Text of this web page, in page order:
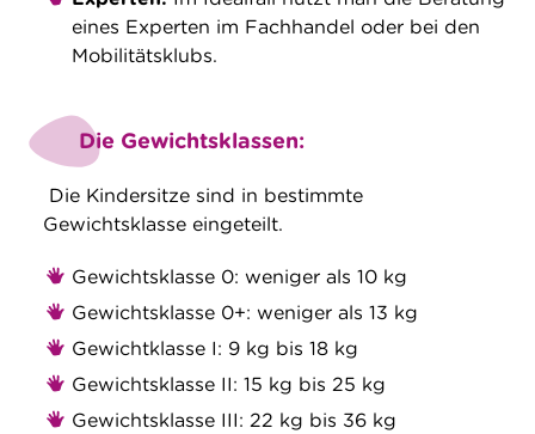
eines Experten im Fachhandel oder bei den
Mobilitätsklubs.
Die Gewichtsklassen:
Die Kindersitze sind in bestimmte
Gewichtsklasse eingeteilt.
Gewichtsklasse 0: weniger als 10 kg
Gewichtsklasse 0+: weniger als 13 kg
Gewichtklasse I: 9 kg bis 18 kg
Gewichtsklasse II: 15 kg bis 25 kg
Gewichtsklasse III: 22 kg bis 36 kg